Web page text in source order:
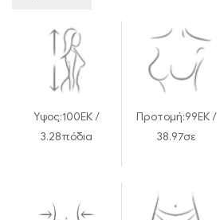
Υψος:100ΕΚ /
3.28πόδια
Προτομή:99ΕΚ /
38.97σε